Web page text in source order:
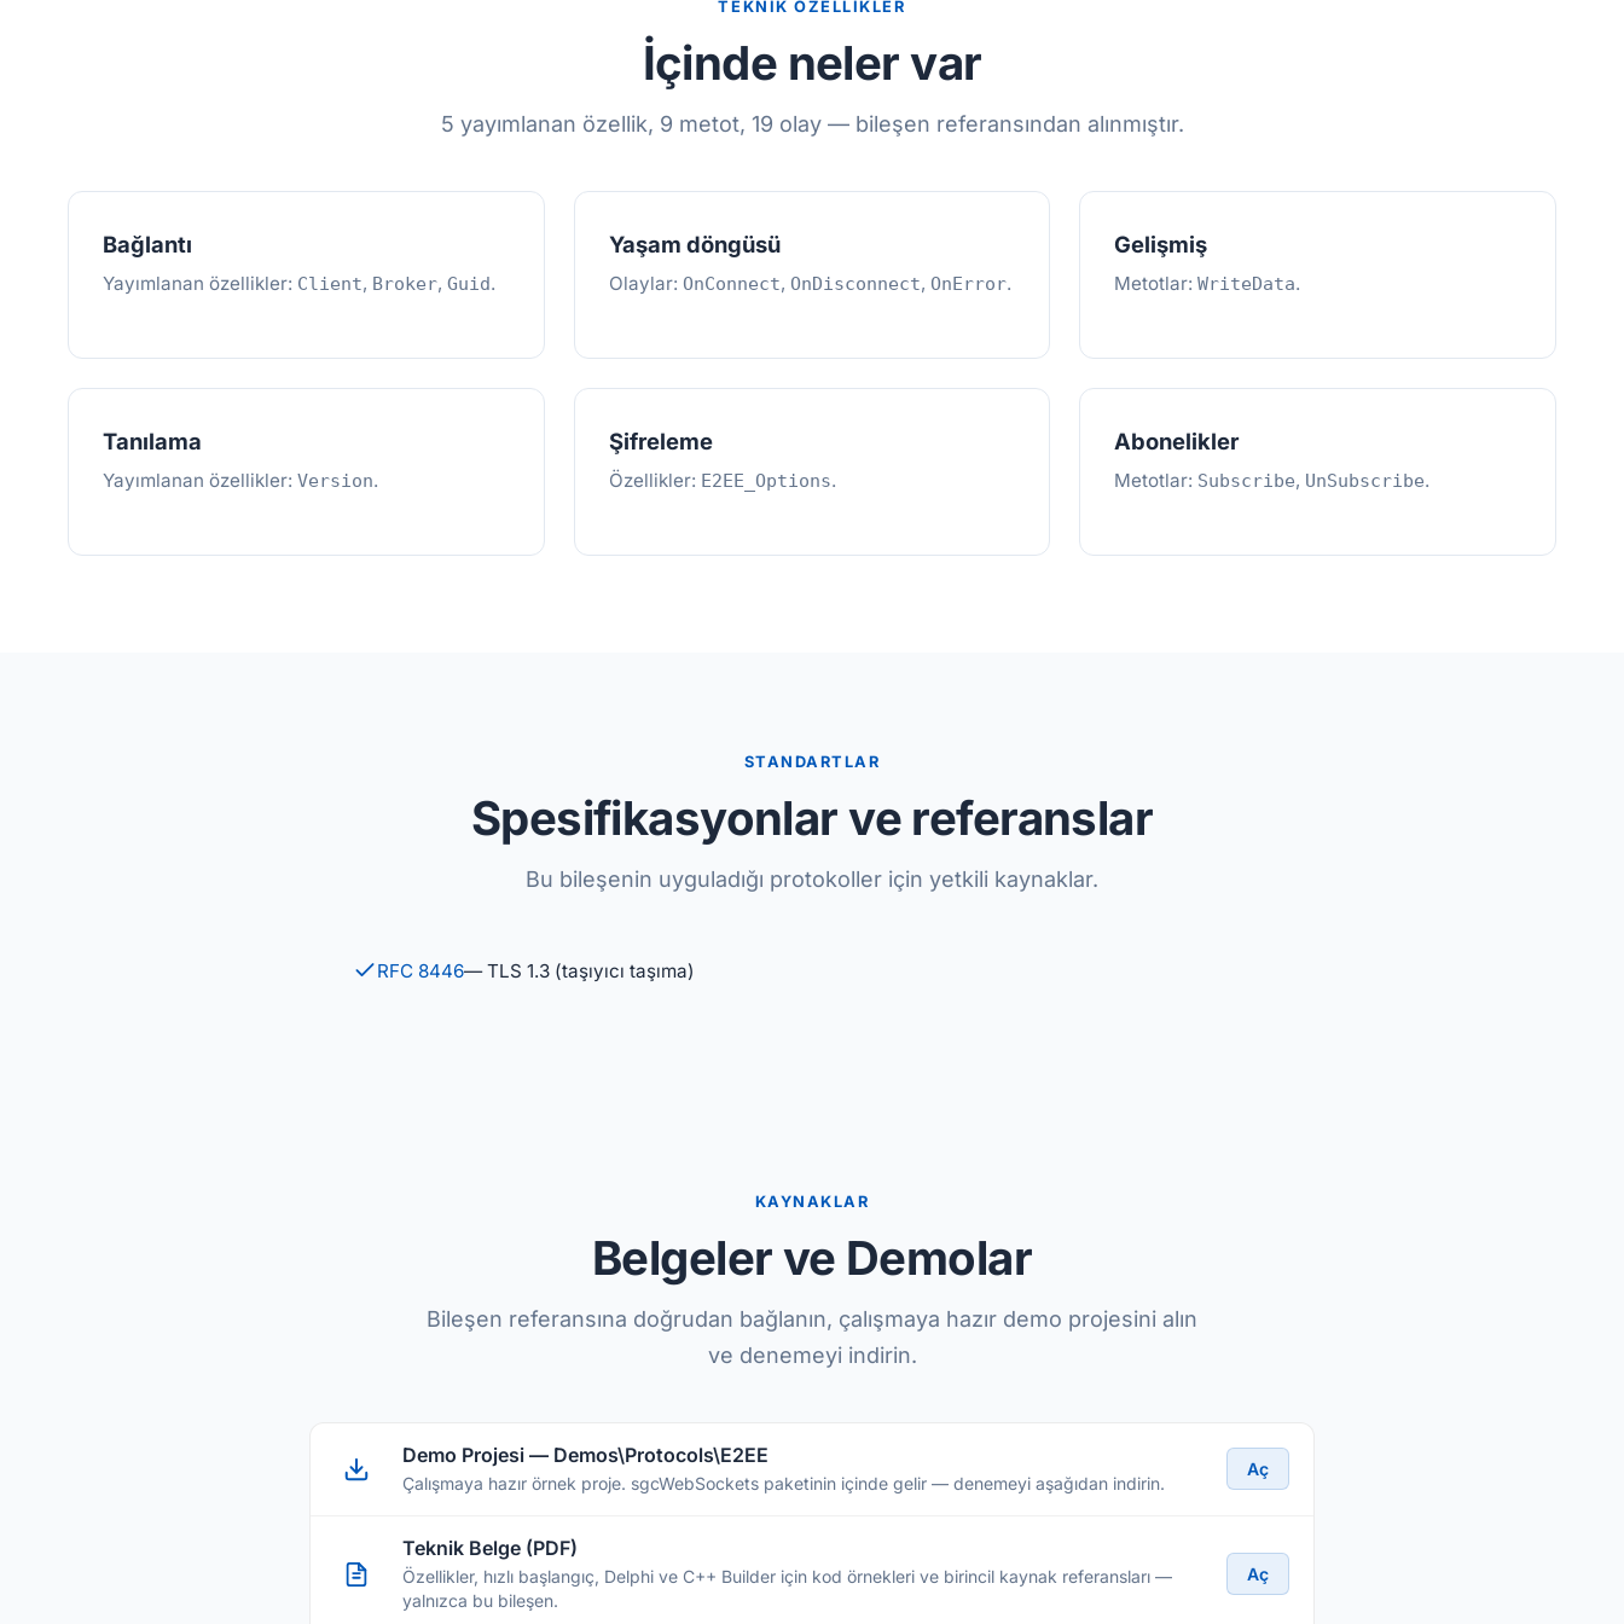
TEKNIK ÖZELLIKLER
İçinde neler var
5 yayımlanan özellik, 9 metot, 19 olay — bileşen referansından alınmıştır.
Bağlantı
Yayımlanan özellikler: Client, Broker, Guid.
Yaşam döngüsü
Olaylar: OnConnect, OnDisconnect, OnError.
Gelişmiş
Metotlar:WriteData.
Tanılama
Yayımlanan özellikler: Version.
Şifreleme
Özellikler: E2EE_Options.
Abonelikler
Metotlar: Subscribe, UnSubscribe.
STANDARTLAR
Spesifikasyonlar ve referanslar
Bu bileşenin uyguladığı protokoller için yetkili kaynaklar.
RFC 8446— TLS 1.3 (taşıyıcı taşıma)
KAYNAKLAR
Belgeler ve Demolar
Bileşen referansına doğrudan bağlanın, çalışmaya hazır demo projesini alın
ve denemeyi indirin.
Demo Projesi — Demos\Protocols\E2EE
Çalışmaya hazır örnek proje. sgcWebSockets paketinin içinde gelir — denemeyi aşağıdan indirin.
Aç
Teknik Belge (PDF)
Özellikler, hızlı başlangıç, Delphi ve C++ Builder için kod örnekleri ve birincil kaynak referansları —
yalnızca bu bileşen.
Aç